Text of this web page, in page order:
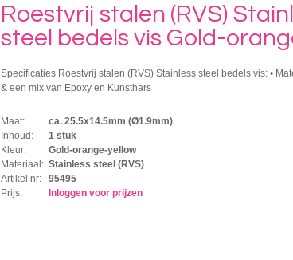
Roestvrij stalen (RVS)
steel bedels vis Gold-
Specificaties Roestvrij stalen (RVS) Stainless steel bedels vis: •
& een mix van Epoxy en Kunsthars
Maat:
ca. 25.5x14.5mm (Ø1.9mm)
Inhoud:
1 stuk
Kleur:
Gold-orange-yellow
Materiaal: Stainless steel (RVS)
Artikel nr:
95495
Prijs:
Inloggen voor prijzen